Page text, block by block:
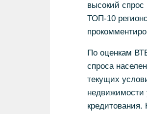
высокий
ТОП-10
По оценкам
спроса
текущих
недвижимости
кредитования.